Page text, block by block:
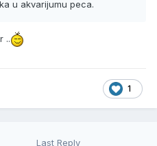
u akvarijumu peca.
..
1
Last Reply